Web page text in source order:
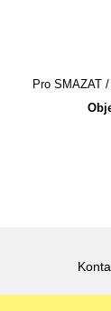
Pro SMAZAT